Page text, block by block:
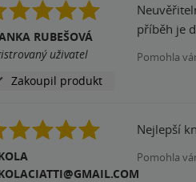
rozumí
dítě? Třeba si
nové
RUBEŠOVÁ
uživatel
Zakoupil produkt
příběh je
Pomohla
Nejlepší
Pomohla